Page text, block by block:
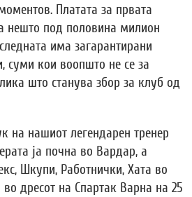
Платата за првата
нешто под половина милион
има загарантирани
суми кои воопшто не се за
што станува збор за клуб од
на нашиот легендарен тренер
ја почна во Вардар, а
Шкупи, Работнички, Хата во
дресот на Спартак Варна на 25